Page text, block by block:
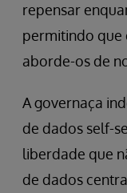
repensar
permitindo que
aborde-os de
A governaça
de dados self-
liberdade que
de dados